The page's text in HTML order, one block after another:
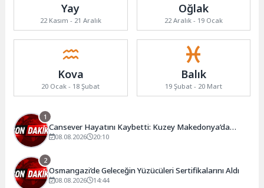
Yay
22 Kasım - 21 Aralık
Oğlak
22 Aralık - 19 Ocak
Kova
20 Ocak - 18 Şubat
Balık
19 Şubat - 20 Mart
1
Cansever Hayatını Kaybetti: Kuzey Makedonya’da
Toprağa Verilecek
08.08.2026 20:10
2
Osmangazi’de Geleceğin Yüzücüleri Sertifikalarını Aldı
08.08.2026 14:44